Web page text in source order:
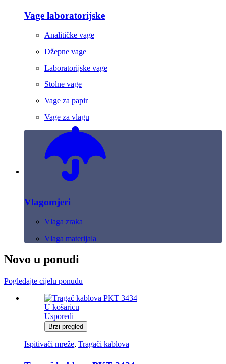
Vage laboratorijske
Analitičke vage
Džepne vage
Laboratorijske vage
Stolne vage
Vage za papir
Vage za vlagu
Vlagomjeri
Vlaga zraka
Vlaga materijala
Novo u ponudi
Pogledajte cijelu ponudu
U košaricu
Usporedi
Brzi pregled
Ispitivači mreže, Tragači kablova